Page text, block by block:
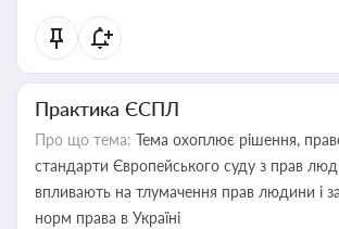
Практика ЄСПЛ
Про що тема: Тема охоплює рішення,
стандарти Європейського суду з прав
впливають на тлумачення прав людини і
норм права в Україні